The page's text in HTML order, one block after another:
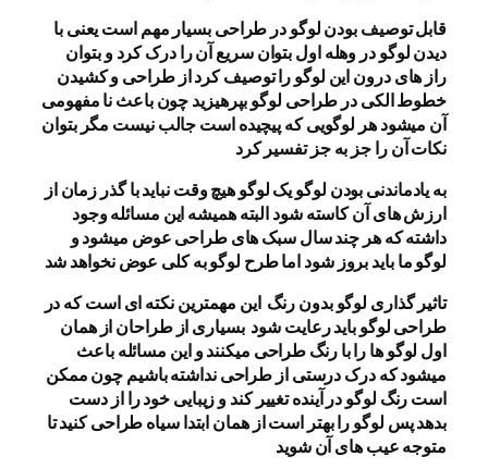
قابل توصیف بودن لوگو در طراحی بسیار مهم است یعنی با
دیدن لوگو در وهله اول بتوان سریع آن را درک کرد و بتوان
راز های درون این لوگو را توصیف کرد از طراحی و کشیدن
خطوط الکی در طراحی لوگو بپرهیزید چون باعث نا مفهومی
آن میشود هر لوگویی که پیچیده است جالب نیست مگر بتوان
نکات آن را جز به جز تفسیر کرد
به یادماندنی بودن لوگو یک لوگو هیچ وقت نباید با گذر زمان از
ارزش های آن کاسته شود البته همیشه این مسائله وجود
داشته که هر چند سال سبک های طراحی عوض میشود و
لوگو ما باید بروز شود اما طرح لوگو به کلی عوض نخواهد شد
تاثیر گذاری لوگو بدون رنگ این مهمترین نکته ای است که در
طراحی لوگو باید رعایت شود بسیاری از طراحان از همان
اول لوگو ها را با رنگ طراحی میکنند و این مسائله باعث
میشود که درک درستی از طراحی نداشته باشیم چون ممکن
است رنگ لوگو در آینده تغییر کند و زیبایی خود را از دست
بدهد پس لوگو را بهتر است از همان ابتدا سیاه طراحی کنید تا
متوجه عیب های آن شوید